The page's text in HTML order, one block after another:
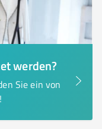
werden?
Sie ein von